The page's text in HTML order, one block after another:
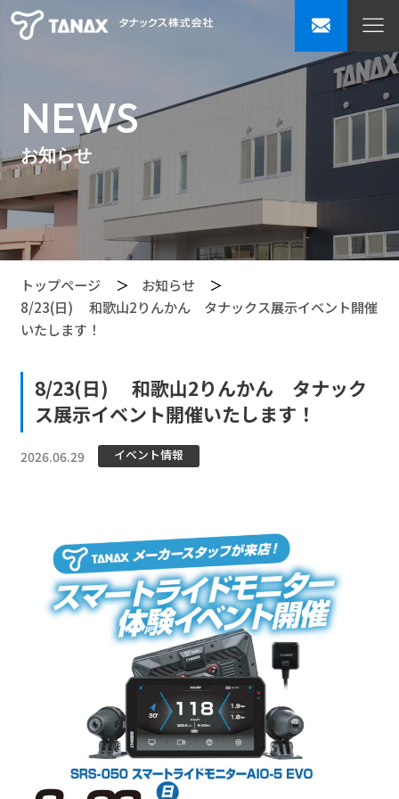
NEWS
お知らせ
トップページ
お知らせ
8/23(日) 和歌山2りんかん タナックス展示イベント開催
いたします！
8/23(日) 和歌山2りんかん タナック
ス展示イベント開催いたします！
2026.06.29 イベント情報